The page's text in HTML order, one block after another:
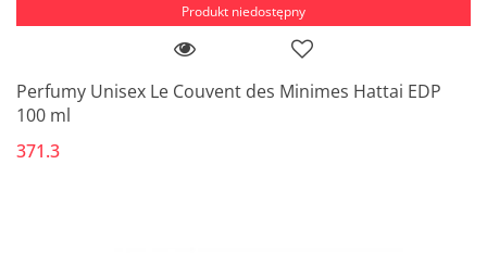
Produkt niedostępny
Perfumy Unisex Le Couvent des Minimes Hattai EDP
100 ml
371.3